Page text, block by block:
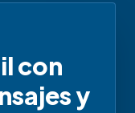
con
y